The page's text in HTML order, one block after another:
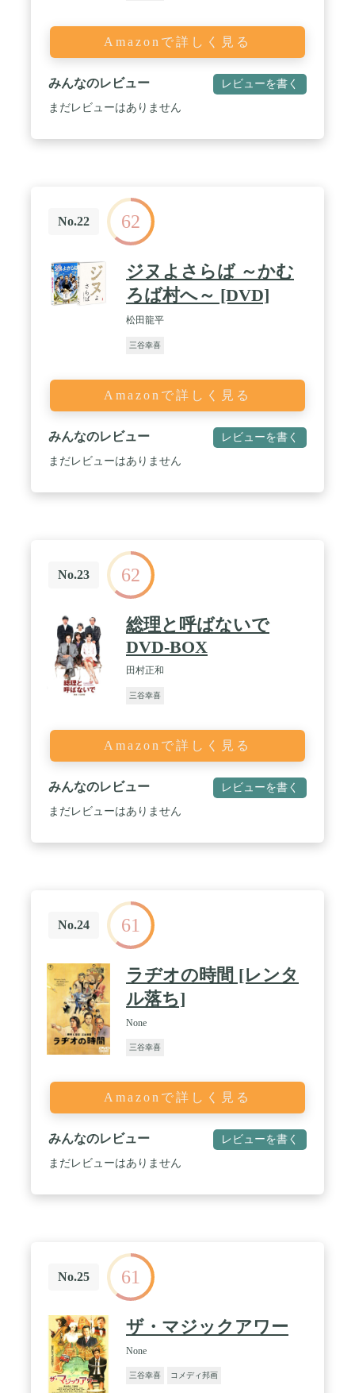
Amazonで詳しく見る
みんなのレビュー レビューを書く
まだレビューはありません
No.22 62
ジヌよさらば ～かむ
ろば村へ～ [DVD]
松田龍平
三谷幸喜
Amazonで詳しく見る
みんなのレビュー レビューを書く
まだレビューはありません
No.23 62
総理と呼ばないで
DVD-BOX
田村正和
三谷幸喜
Amazonで詳しく見る
みんなのレビュー レビューを書く
まだレビューはありません
No.24 61
ラヂオの時間 [レンタ
ル落ち]
None
三谷幸喜
Amazonで詳しく見る
みんなのレビュー レビューを書く
まだレビューはありません
No.25 61
ザ・マジックアワー
None
三谷幸喜 コメディ邦画